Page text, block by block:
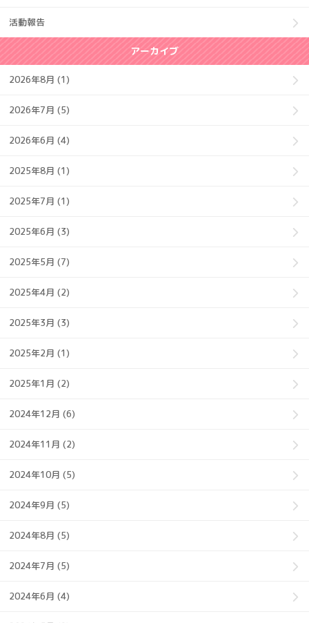
活動報告
アーカイブ
2026年8月 (1)
2026年7月 (5)
2026年6月 (4)
2025年8月 (1)
2025年7月 (1)
2025年6月 (3)
2025年5月 (7)
2025年4月 (2)
2025年3月 (3)
2025年2月 (1)
2025年1月 (2)
2024年12月 (6)
2024年11月 (2)
2024年10月 (5)
2024年9月 (5)
2024年8月 (5)
2024年7月 (5)
2024年6月 (4)